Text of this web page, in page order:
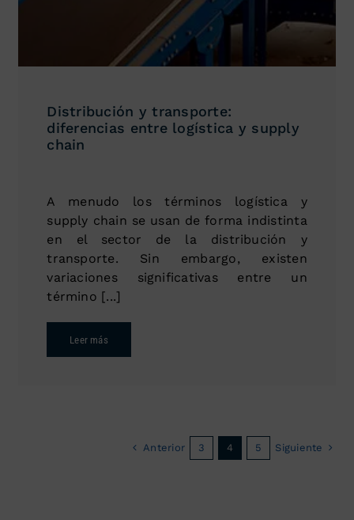
Distribución y transporte:
diferencias entre logística y supply
chain
A menudo los términos logística y
supply chain se usan de forma indistinta
en el sector de la distribución y
transporte. Sin embargo, existen
variaciones significativas entre un
término [...]
Leer más
Anterior 3 4 5 Siguiente